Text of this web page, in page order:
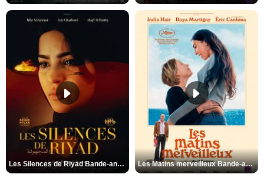
Les Silences de Riyad Bande-annonce VO STFR Les Matins merveilleux Bande-annonce VF